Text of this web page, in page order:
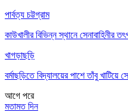
পার্বত্য চট্টগ্রাম
কাউখালীর বিভিন্ন স্থানে সেনাবাহিনীর
খাগড়াছড়ি
বর্মাছড়িতে বিদ্যালয়ের পাশে তাঁবু
আগে পরে
মতামত দিন